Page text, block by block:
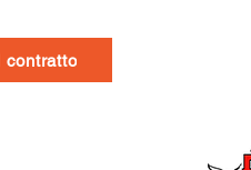
contratto